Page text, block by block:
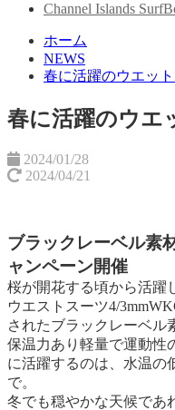
Channel Islands
ホーム
NEWS
春に活躍のウエッ
春に活躍のウエ
2024/01/28
2024/04/21
ブラックレーベル素
ャンペーン開催
桜が開花する頃から活躍
ウエストスーツ4/
されたブラックレーベル
保温力あり軽量で運動性
に活躍するのは、水温の
で。
冬でも穏やかな天候であ